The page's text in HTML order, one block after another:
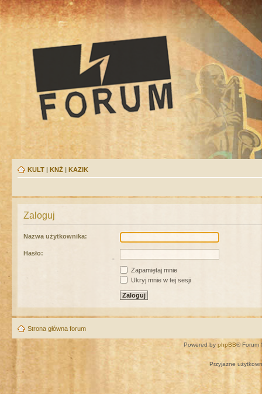
KULT | KNŻ | KAZIK
Zaloguj
Nazwa użytkownika:
Hasło:
Zapamiętaj mnie
Ukryj mnie w tej sesji
Strona główna forum
Powered by phpBB® Forum
Przyjazne